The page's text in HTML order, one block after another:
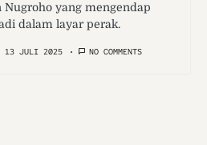
yang mengendap
dalam layar perak.
13 JULI 2025 NO COMMENTS